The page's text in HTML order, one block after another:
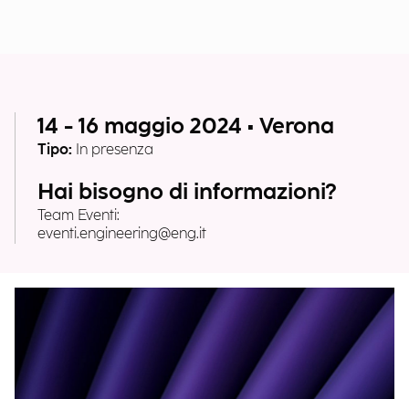
14 - 16 maggio 2024 • Verona
Tipo: In presenza
Hai bisogno di informazioni?
Team Eventi:
eventi.engineering@eng.it